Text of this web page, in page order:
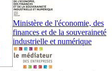
Ministère de l'économie, des
finances et de la souveraineté
industrielle et numérique